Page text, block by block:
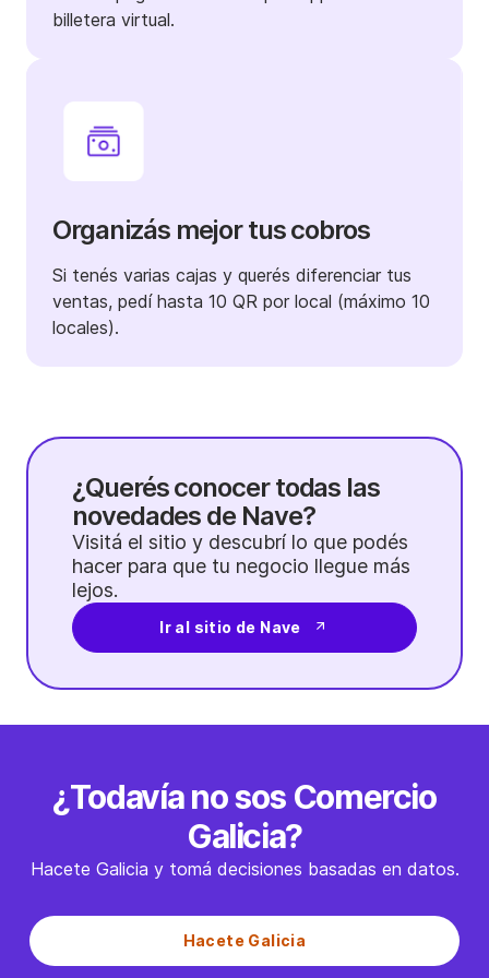
billetera virtual.
Organizás mejor tus cobros
Si tenés varias cajas y querés diferenciar tus
ventas, pedí hasta 10 QR por local (máximo 10
locales).
¿Querés conocer todas las
novedades de Nave?
Visitá el sitio y descubrí lo que podés
hacer para que tu negocio llegue más
lejos.
Ir al sitio de Nave
¿Todavía no sos Comercio
Galicia?
Hacete Galicia y tomá decisiones basadas en datos.
Hacete Galicia